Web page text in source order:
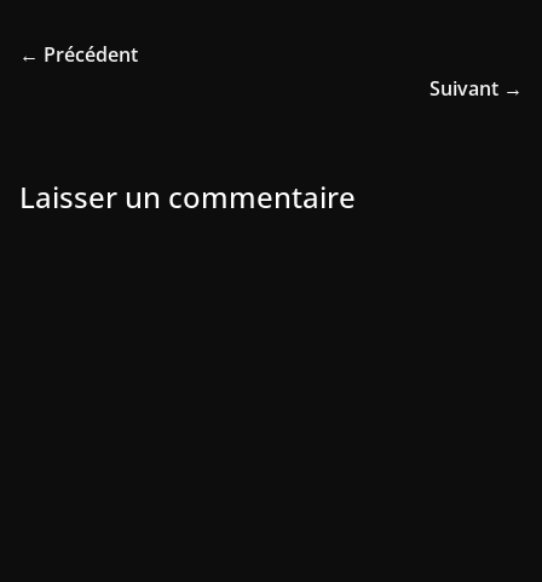
← Précédent
Suivant →
Laisser un commentaire